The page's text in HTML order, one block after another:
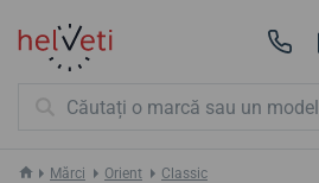
Mărci Orient Classic